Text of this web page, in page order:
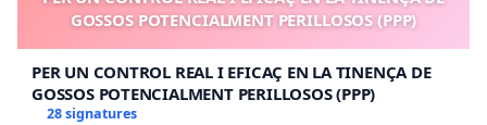
GOSSOS POTENCIALMENT PERILLOSOS (PPP)
PER UN CONTROL REAL I EFICAÇ EN LA TINENÇA DE
GOSSOS POTENCIALMENT PERILLOSOS (PPP)
28 signatures